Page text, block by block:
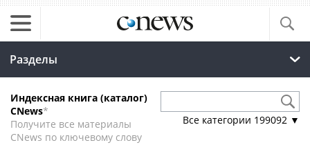
Разделы
Индексная книга (каталог)
CNews*
Получите все материалы
CNews по ключевому слову
Все категории 199092 ▼